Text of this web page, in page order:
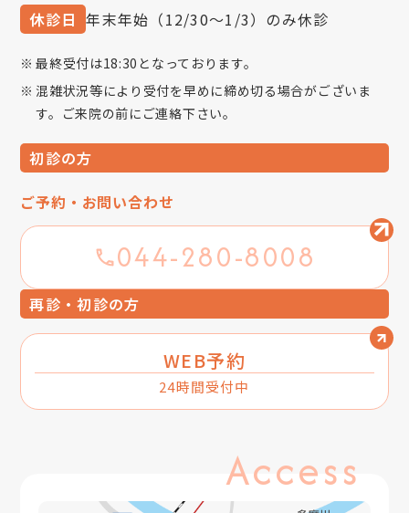
休診日 年末年始（12/30～1/3）のみ休診
最終受付は18:30となっております。
混雑状況等により受付を早めに締め切る場合がございま
す。ご来院の前にご連絡下さい。
初診の方
ご予約・お問い合わせ
044-280-8008
再診・初診の方
WEB予約
24時間受付中
Access